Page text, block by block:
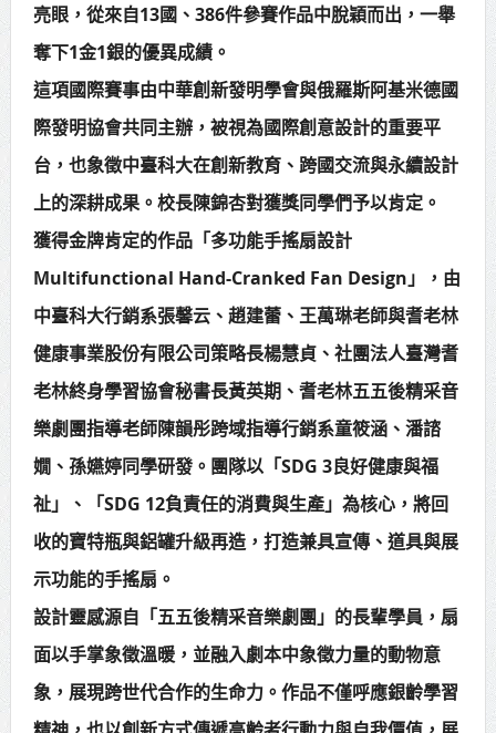
亮眼，從來自13國、386件參賽作品中脫穎而出，一舉
奪下1金1銀的優異成績。
這項國際賽事由中華創新發明學會與俄羅斯阿基米德國
際發明協會共同主辦，被視為國際創意設計的重要平
台，也象徵中臺科大在創新教育、跨國交流與永續設計
上的深耕成果。校長陳錦杏對獲獎同學們予以肯定。
獲得金牌肯定的作品「多功能手搖扇設計
Multifunctional Hand-Cranked Fan Design」，由
中臺科大行銷系張馨云、趙建蕾、王萬琳老師與耆老林
健康事業股份有限公司策略長楊慧貞、社團法人臺灣耆
老林終身學習協會秘書長黃英期、耆老林五五後精采音
樂劇團指導老師陳韻彤跨域指導行銷系童筱涵、潘諮
嫺、孫嬿婷同學研發。團隊以「SDG 3良好健康與福
祉」、「SDG 12負責任的消費與生產」為核心，將回
收的寶特瓶與鋁罐升級再造，打造兼具宣傳、道具與展
示功能的手搖扇。
設計靈感源自「五五後精采音樂劇團」的長輩學員，扇
面以手掌象徵溫暖，並融入劇本中象徵力量的動物意
象，展現跨世代合作的生命力。作品不僅呼應銀齡學習